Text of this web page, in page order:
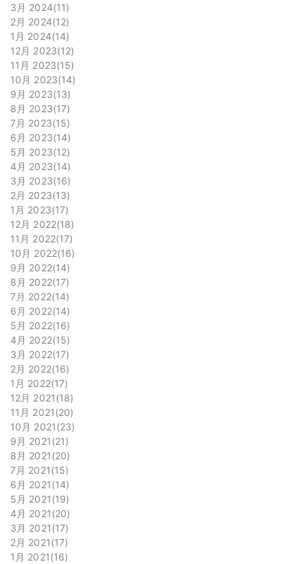
3月 2024 11
2月 2024 12
1月 2024 14
12月 2023 12
11月 2023 15
10月 2023 14
9月 2023 13
8月 2023 17
7月 2023 15
6月 2023 14
5月 2023 12
4月 2023 14
3月 2023 16
2月 2023 13
1月 2023 17
12月 2022 18
11月 2022 17
10月 2022 16
9月 2022 14
8月 2022 17
7月 2022 14
6月 2022 14
5月 2022 16
4月 2022 15
3月 2022 17
2月 2022 16
1月 2022 17
12月 2021 18
11月 2021 20
10月 2021 23
9月 2021 21
8月 2021 20
7月 2021 15
6月 2021 14
5月 2021 19
4月 2021 20
3月 2021 17
2月 2021 17
1月 2021 16